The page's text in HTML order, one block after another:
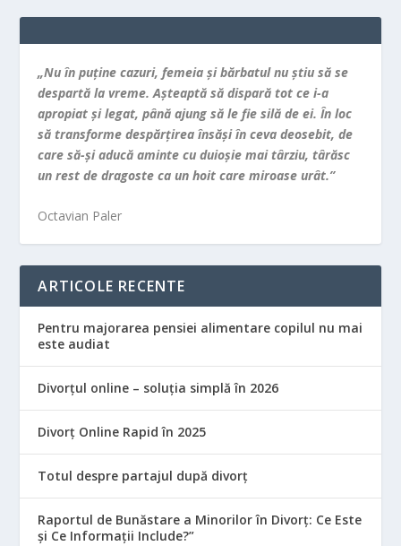
„Nu în puţine cazuri, femeia şi bărbatul nu ştiu să se
despartă la vreme. Aşteaptă să dispară tot ce i-a
apropiat şi legat, până ajung să le fie silă de ei. În loc
să transforme despărţirea însăşi în ceva deosebit, de
care să-şi aducă aminte cu duioşie mai târziu, târăsc
un rest de dragoste ca un hoit care miroase urât.”
Octavian Paler
ARTICOLE RECENTE
Pentru majorarea pensiei alimentare copilul nu mai
este audiat
Divorțul online – soluția simplă în 2026
Divorț Online Rapid în 2025
Totul despre partajul după divorț
Raportul de Bunăstare a Minorilor în Divorț: Ce Este
și Ce Informații Include?”